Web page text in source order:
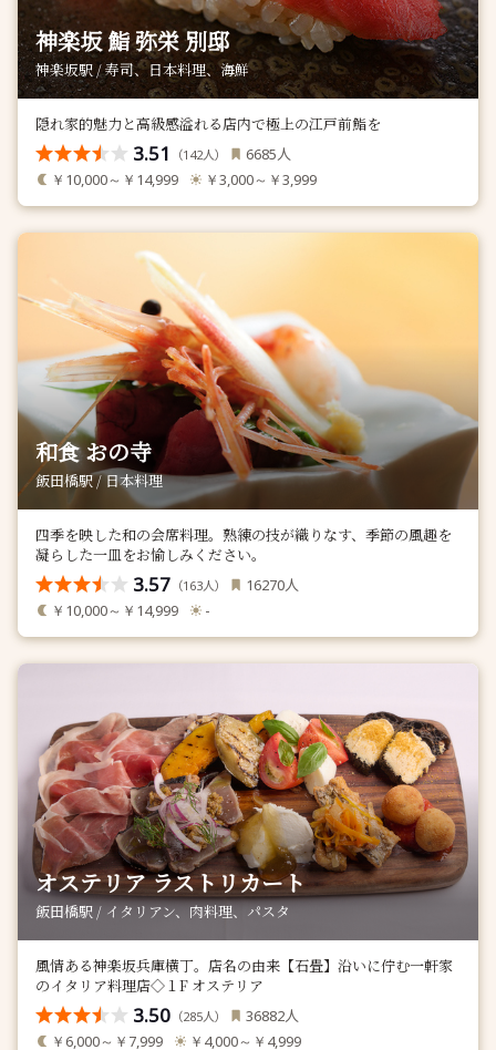
神楽坂 鮨 弥栄 別邸
神楽坂駅 / 寿司、日本料理、海鮮
隠れ家的魅力と高級感溢れる店内で極上の江戸前鮨を
3.51 （142人） 6685人
￥10,000～￥14,999 ￥3,000～￥3,999
和食 おの寺
飯田橋駅 / 日本料理
四季を映した和の会席料理。熟練の技が織りなす、季節の風趣を
凝らした一皿をお愉しみください。
3.57 （163人） 16270人
￥10,000～￥14,999 -
オステリア ラストリカート
飯田橋駅 / イタリアン、肉料理、パスタ
風情ある神楽坂兵庫横丁。店名の由来【石畳】沿いに佇む一軒家
のイタリア料理店◇１F オステリア
3.50 （285人） 36882人
￥6,000～￥7,999 ￥4,000～￥4,999